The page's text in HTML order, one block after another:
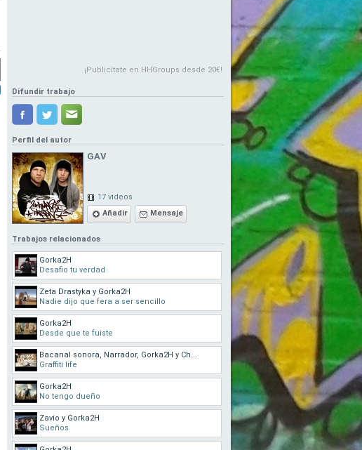
¡Publicítate en HHGroups desde 20€!
Difundir trabajo
Perfil del autor
GAV
17 videos
Añadir
Mensaje
Trabajos relacionados
Gorka2H
Desafio tu verdad
Zeta Drastyka y Gorka2H
Nadie dijo que fera a ser sencillo
Gorka2H
Desde que te fuiste
Bacanal sonora, Narrador, Gorka2H y Ch...
Graffiti life
Gorka2H
No tengo dueño
Zavio y Gorka2H
Sueños